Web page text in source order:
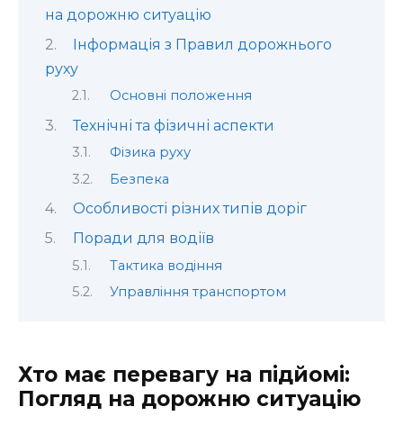
на дорожню ситуацію
Інформація з Правил дорожнього
руху
Основні положення
Технічні та фізичні аспекти
Фізика руху
Безпека
Особливості різних типів доріг
Поради для водіїв
Тактика водіння
Управління транспортом
Хто має перевагу на підйомі:
Погляд на дорожню ситуацію